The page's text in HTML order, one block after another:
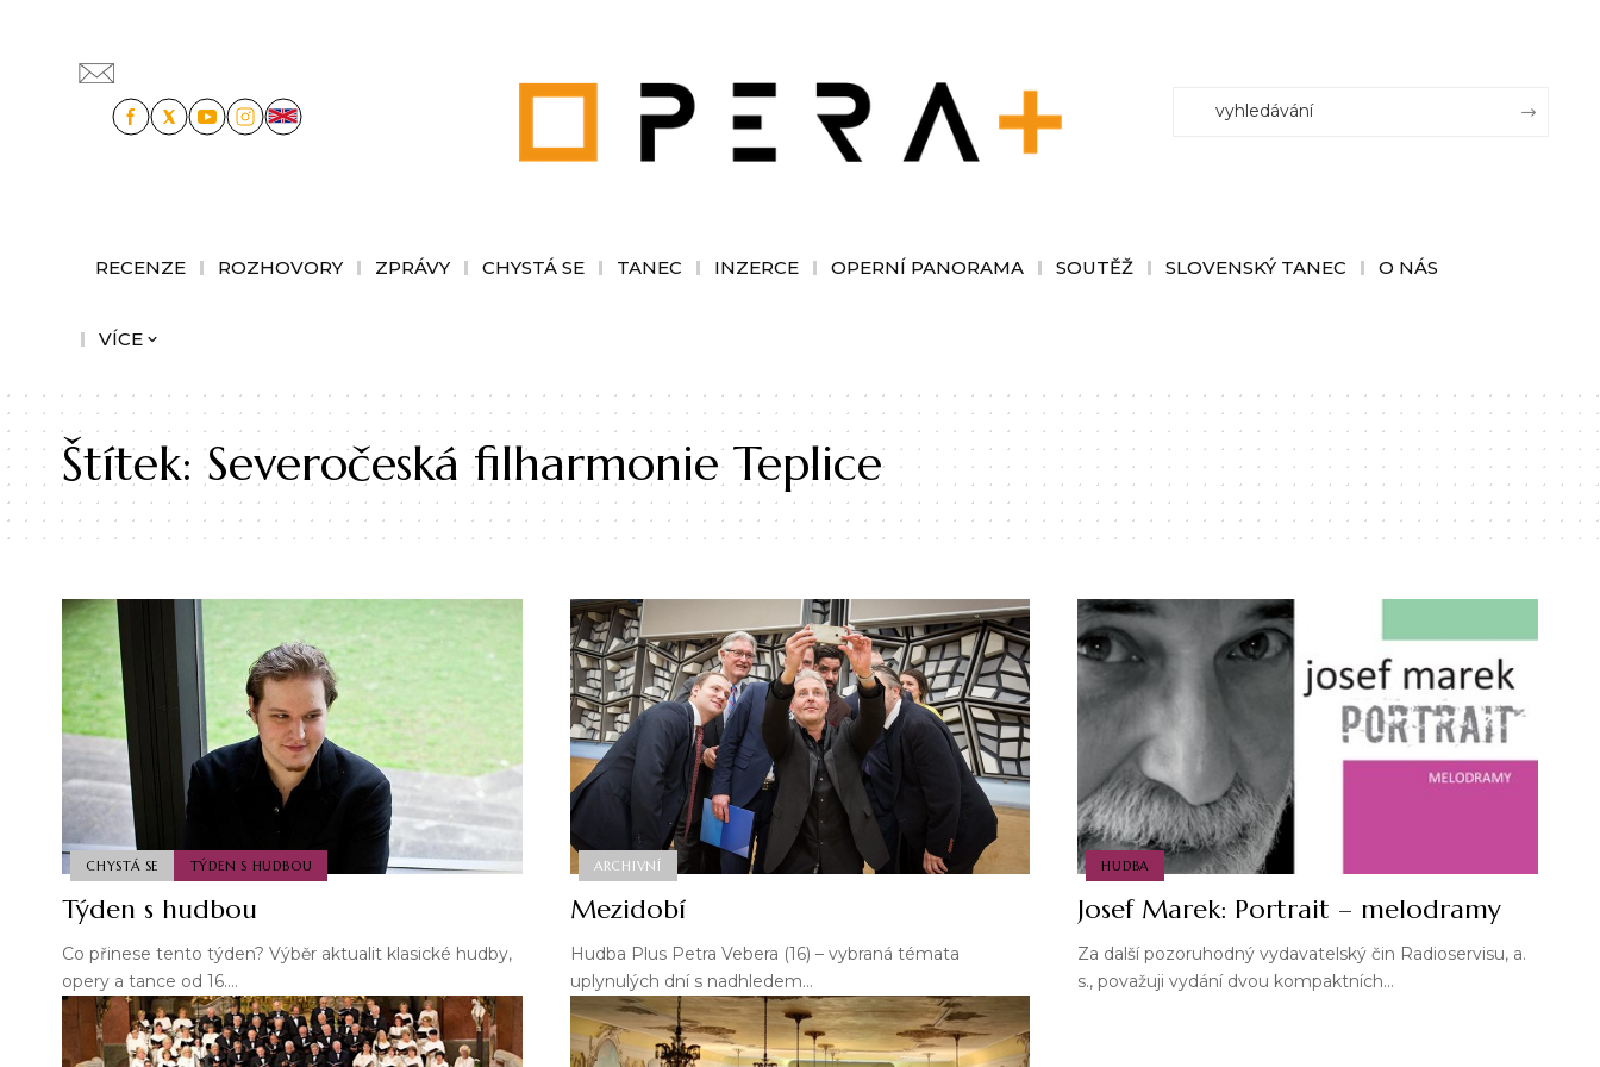
RECENZE ROZHOVORY ZPRÁVY CHYSTÁ SE TANEC INZERCE OPERNÍ PANORAMA SOUTĚŽ SLOVENSKÝ TANEC O NÁS
VÍCE
Štítek:Severočeská filharmonie Teplice
CHYSTÁ SE TÝDEN S HUDBOU
Týden s hudbou
Co přinese tento týden? Výběr aktualit klasické hudby,
opery a tance od 16.…
ARCHIVNÍ
Mezidobí
Hudba Plus Petra Vebera (16) – vybraná témata
uplynulých dní s nadhledem…
HUDBA
Josef Marek: Portrait – melodramy
Za další pozoruhodný vydavatelský čin Radioservisu, a.
s., považuji vydání dvou kompaktních…